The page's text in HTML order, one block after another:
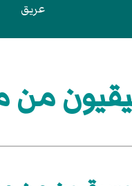
عريق
من